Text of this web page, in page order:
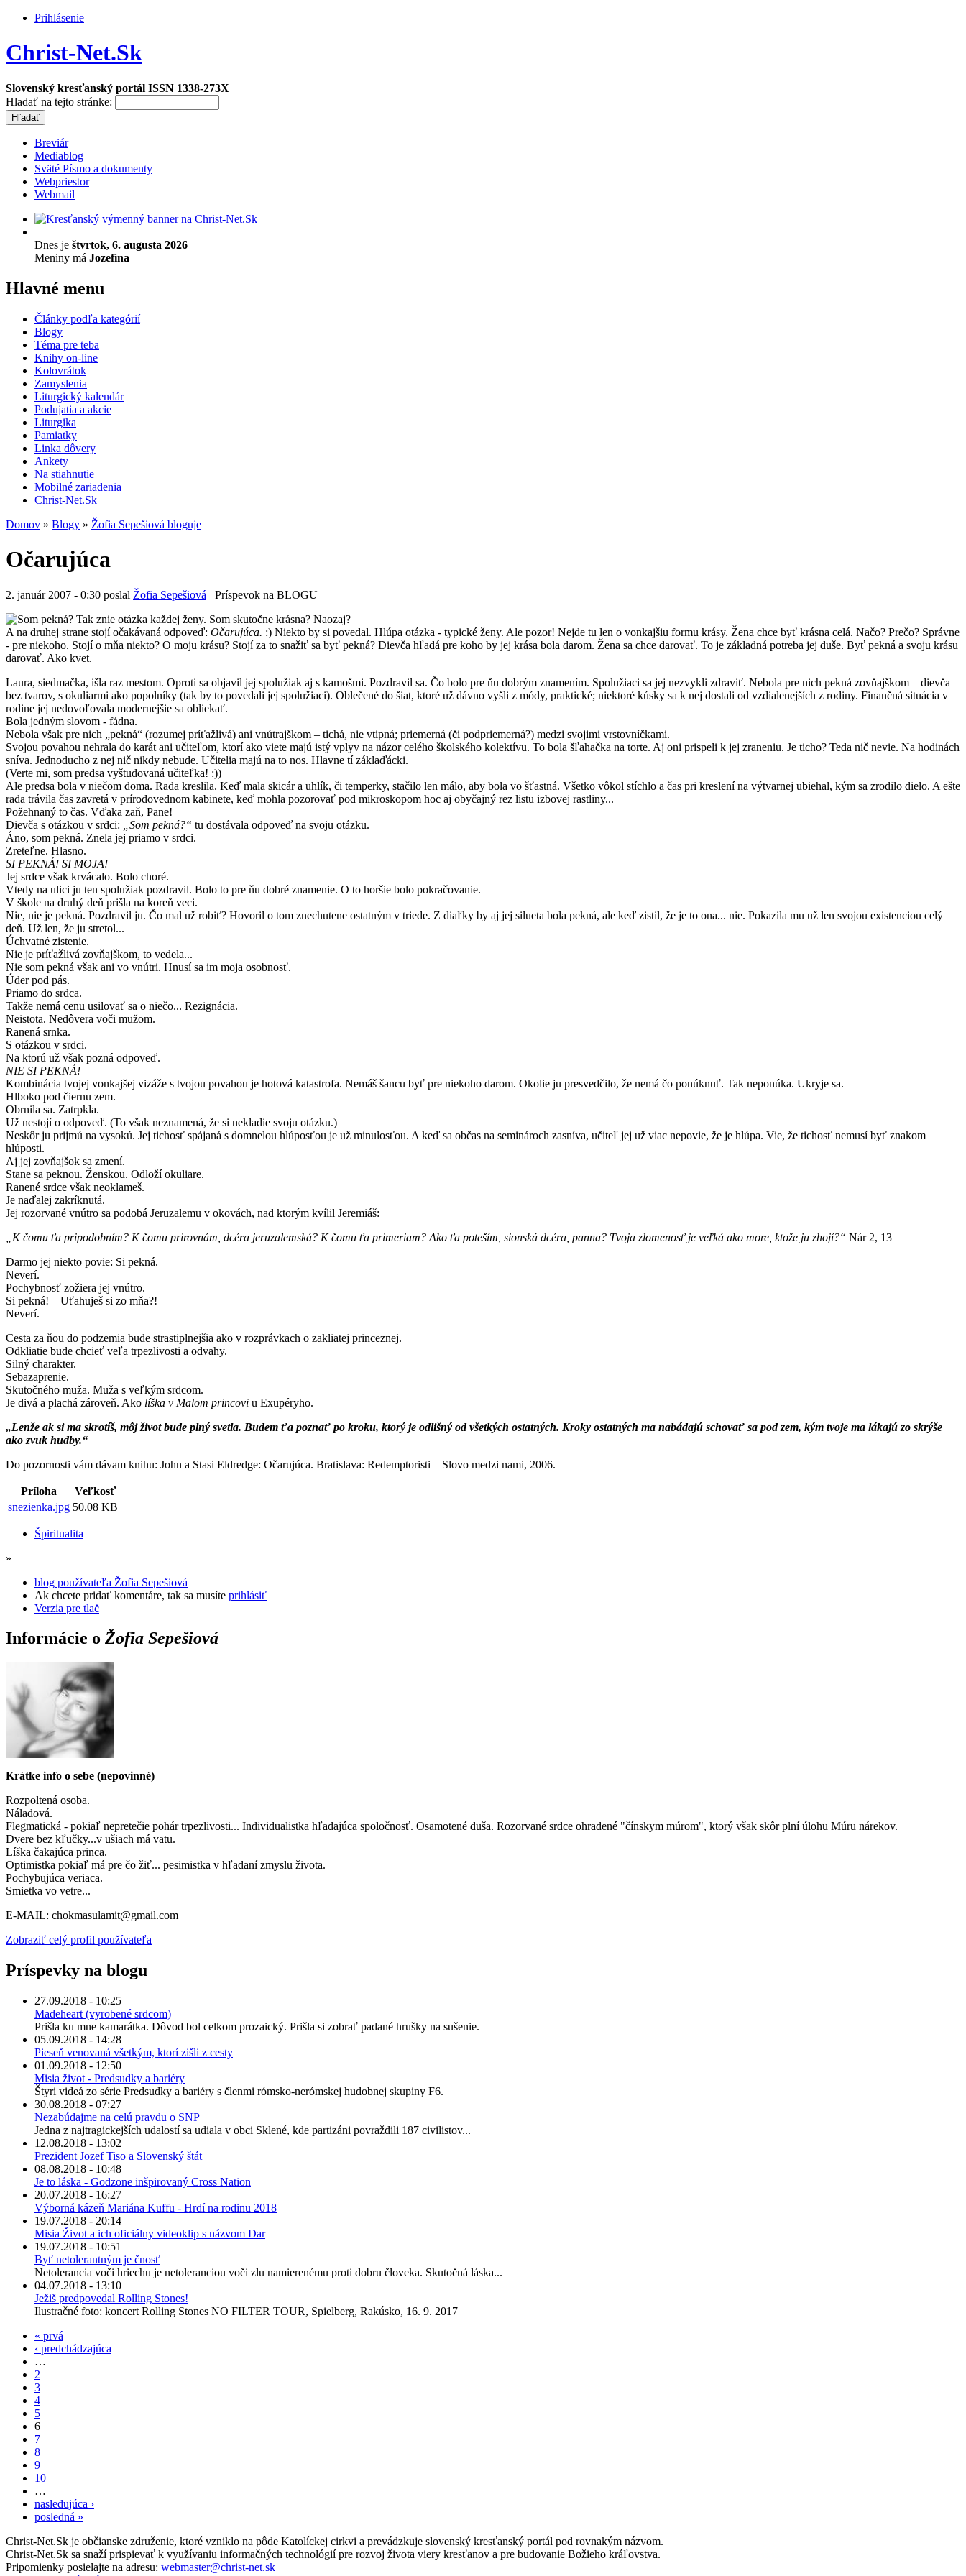
Prihlásenie
Christ-Net.Sk
Slovenský kresťanský portál ISSN 1338-273X
Hladať na tejto stránke:
Breviár
Mediablog
Sväté Písmo a dokumenty
Webpriestor
Webmail
Dnes je štvrtok, 6. augusta 2026
Meniny má Jozefína
Hlavné menu
Články podľa kategórií
Blogy
Téma pre teba
Knihy on-line
Kolovrátok
Zamyslenia
Liturgický kalendár
Podujatia a akcie
Liturgika
Pamiatky
Linka dôvery
Ankety
Na stiahnutie
Mobilné zariadenia
Christ-Net.Sk
Domov » Blogy » Žofia Sepešiová bloguje
Očarujúca
2. január 2007 - 0:30 poslal Žofia Sepešiová Príspevok na BLOGU
Som pekná? Tak znie otázka každej ženy. Som skutočne krásna? Naozaj?
A na druhej strane stojí očakávaná odpoveď: Očarujúca. :) Niekto by si povedal. Hlúpa otázka - typické ženy. Ale pozor! Nejde tu len o vonkajšiu formu krásy. Žena chce byť krásna celá. Načo? Prečo? Správne
- pre niekoho. Stojí o mňa niekto? O moju krásu? Stojí za to snažiť sa byť pekná? Dievča hľadá pre koho by jej krása bola darom. Žena sa chce darovať. To je základná potreba jej duše. Byť pekná a svoju krásu
darovať. Ako kvet.
Laura, siedmačka, išla raz mestom. Oproti sa objavil jej spolužiak aj s kamošmi. Pozdravil sa. Čo bolo pre ňu dobrým znamením. Spolužiaci sa jej nezvykli zdraviť. Nebola pre nich pekná zovňajškom – dievča
bez tvarov, s okuliarmi ako popolníky (tak by to povedali jej spolužiaci). Oblečené do šiat, ktoré už dávno vyšli z módy, praktické; niektoré kúsky sa k nej dostali od vzdialenejších z rodiny. Finančná situácia v
rodine jej nedovoľovala modernejšie sa obliekať.
Bola jedným slovom - fádna.
Nebola však pre nich „pekná“ (rozumej príťažlivá) ani vnútrajškom – tichá, nie vtipná; priemerná (či podpriemerná?) medzi svojimi vrstovníčkami.
Svojou povahou nehrala do karát ani učiteľom, ktorí ako viete majú istý vplyv na názor celého školského kolektívu. To bola šľahačka na torte. Aj oni prispeli k jej zraneniu. Je ticho? Teda nič nevie. Na hodinách
sníva. Jednoducho z nej nič nikdy nebude. Učitelia majú na to nos. Hlavne tí záklaďácki.
(Verte mi, som predsa vyštudovaná učiteľka! :))
Ale predsa bola v niečom doma. Rada kreslila. Keď mala skicár a uhlík, či temperky, stačilo len málo, aby bola vo šťastná. Všetko vôkol stíchlo a čas pri kreslení na výtvarnej ubiehal, kým sa zrodilo dielo. A ešte
rada trávila čas zavretá v prírodovednom kabinete, keď mohla pozorovať pod mikroskopom hoc aj obyčajný rez listu izbovej rastliny...
Požehnaný to čas. Vďaka zaň, Pane!
Dievča s otázkou v srdci:
„Som pekná?“ tu dostávala odpoveď na svoju otázku.
Áno, som pekná. Znela jej priamo v srdci.
Zreteľne. Hlasno.
SI PEKNÁ! SI MOJA!
Jej srdce však krvácalo. Bolo choré.
Vtedy na ulici ju ten spolužiak pozdravil. Bolo to pre ňu dobré znamenie. O to horšie bolo pokračovanie.
V škole na druhý deň prišla na koreň veci.
Nie, nie je pekná. Pozdravil ju. Čo mal už robiť? Hovoril o tom znechutene ostatným v triede. Z diaľky by aj jej silueta bola pekná, ale keď zistil, že je to ona... nie. Pokazila mu už len svojou existenciou celý
deň. Už len, že ju stretol...
Úchvatné zistenie.
Nie je príťažlivá zovňajškom, to vedela...
Nie som pekná však ani vo vnútri. Hnusí sa im moja osobnosť.
Úder pod pás.
Priamo do srdca.
Takže nemá cenu usilovať sa o niečo... Rezignácia.
Neistota. Nedôvera voči mužom.
Ranená srnka.
S otázkou v srdci.
Na ktorú už však pozná odpoveď.
NIE SI PEKNÁ!
Kombinácia tvojej vonkajšej vizáže s tvojou povahou je hotová katastrofa. Nemáš šancu byť pre niekoho darom. Okolie ju presvedčilo, že nemá čo ponúknuť. Tak neponúka. Ukryje sa.
Hlboko pod čiernu zem.
Obrnila sa. Zatrpkla.
Už nestojí o odpoveď. (To však neznamená, že si nekladie svoju otázku.)
Neskôr ju prijmú na vysokú. Jej tichosť spájaná s domnelou hlúposťou je už minulosťou. A keď sa občas na seminároch zasníva, učiteľ jej už viac nepovie, že je hlúpa. Vie, že tichosť nemusí byť znakom
hlúposti.
Aj jej zovňajšok sa zmení.
Stane sa peknou. Ženskou. Odloží okuliare.
Ranené srdce však neoklameš.
Je naďalej zakríknutá.
Jej rozorvané vnútro sa podobá Jeruzalemu v okovách, nad ktorým kvílil Jeremiáš:
„K čomu ťa pripodobním? K čomu prirovnám, dcéra jeruzalemská? K čomu ťa primeriam? Ako ťa poteším, sionská dcéra, panna? Tvoja zlomenosť je veľká ako more, ktože ju zhojí?“ Nár 2, 13
Darmo jej niekto povie: Si pekná.
Neverí.
Pochybnosť zožiera jej vnútro.
Si pekná! – Uťahuješ si zo mňa?!
Neverí.
Cesta za ňou do podzemia bude strastiplnejšia ako v rozprávkach o zakliatej princeznej.
Odkliatie bude chcieť veľa trpezlivosti a odvahy.
Silný charakter.
Sebazaprenie.
Skutočného muža. Muža s veľkým srdcom.
Je divá a plachá zároveň. Ako líška v Malom princovi u Exupéryho.
„Lenže ak si ma skrotíš, môj život bude plný svetla. Budem ťa poznať po kroku, ktorý je odlišný od všetkých ostatných. Kroky ostatných ma nabádajú schovať sa pod zem, kým tvoje ma lákajú zo skrýše
ako zvuk hudby.“
Do pozornosti vám dávam knihu: John a Stasi Eldredge: Očarujúca. Bratislava: Redemptoristi – Slovo medzi nami, 2006.
Príloha
Veľkosť
snezienka.jpg 50.08 KB
Špiritualita
»
blog používateľa Žofia Sepešiová
Ak chcete pridať komentáre, tak sa musíte prihlásiť
Verzia pre tlač
Informácie o Žofia Sepešiová
Krátke info o sebe (nepovinné)
Rozpoltená osoba.
Náladová.
Flegmatická - pokiaľ nepretečie pohár trpezlivosti... Individualistka hľadajúca spoločnosť. Osamotené duša. Rozorvané srdce ohradené "čínskym múrom", ktorý však skôr plní úlohu Múru nárekov.
Dvere bez kľučky...v ušiach má vatu.
Líška čakajúca princa.
Optimistka pokiaľ má pre čo žiť... pesimistka v hľadaní zmyslu života.
Pochybujúca veriaca.
Smietka vo vetre...
E-MAIL: chokmasulamit@gmail.com
Zobraziť celý profil používateľa
Príspevky na blogu
27.09.2018 - 10:25
Madeheart (vyrobené srdcom)
Prišla ku mne kamarátka. Dôvod bol celkom prozaický. Prišla si zobrať padané hrušky na sušenie.
05.09.2018 - 14:28
Pieseň venovaná všetkým, ktorí zišli z cesty
01.09.2018 - 12:50
Misia život - Predsudky a bariéry
Štyri videá zo série Predsudky a bariéry s členmi rómsko-nerómskej hudobnej skupiny F6.
30.08.2018 - 07:27
Nezabúdajme na celú pravdu o SNP
Jedna z najtragickejších udalostí sa udiala v obci Sklené, kde partizáni povraždili 187 civilistov...
12.08.2018 - 13:02
Prezident Jozef Tiso a Slovenský štát
08.08.2018 - 10:48
Je to láska - Godzone inšpirovaný Cross Nation
20.07.2018 - 16:27
Výborná kázeň Mariána Kuffu - Hrdí na rodinu 2018
19.07.2018 - 20:14
Misia Život a ich oficiálny videoklip s názvom Dar
19.07.2018 - 10:51
Byť netolerantným je čnosť
Netolerancia voči hriechu je netoleranciou voči zlu namierenému proti dobru človeka. Skutočná láska...
04.07.2018 - 13:10
Ježiš predpovedal Rolling Stones!
Ilustračné foto: koncert Rolling Stones NO FILTER TOUR, Spielberg, Rakúsko, 16. 9. 2017
« prvá
‹ predchádzajúca
…
2
3
4
5
6
7
8
9
10
…
nasledujúca ›
posledná »
Christ-Net.Sk je občianske združenie, ktoré vzniklo na pôde Katolíckej cirkvi a prevádzkuje slovenský kresťanský portál pod rovnakým názvom.
Christ-Net.Sk sa snaží prispievať k využívaniu informačných technológií pre rozvoj života viery kresťanov a pre budovanie Božieho kráľovstva.
Pripomienky posielajte na adresu: webmaster@christ-net.sk